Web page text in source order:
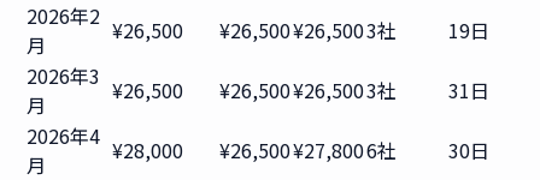
2026年2
月
¥26,500 ¥26,500¥26,5003社
19日
2026年3
月
¥26,500 ¥26,500¥26,5003社
31日
2026年4
月
¥28,000 ¥26,500¥27,8006社
30日